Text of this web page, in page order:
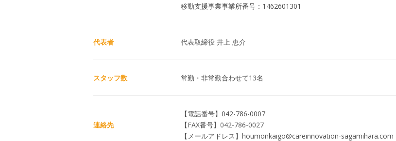
移動支援事業事業所番号：1462601301
代表者 代表取締役 井上 恵介
スタッフ数 常勤・非常勤合わせて13名
連絡先
【電話番号】042-786-0007
【FAX番号】042-786-0027
【メールアドレス】houmonkaigo@careinnovation-sagamihara.com